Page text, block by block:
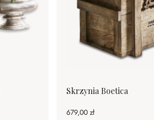
Skrzynia Boetica
679,00 zł